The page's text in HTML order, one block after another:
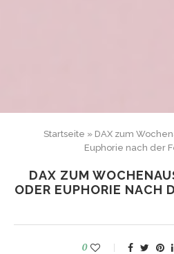
Startseite » DAX zum
Euphorie nach der
DAX ZUM
ODER EUPHORIE NACH
0